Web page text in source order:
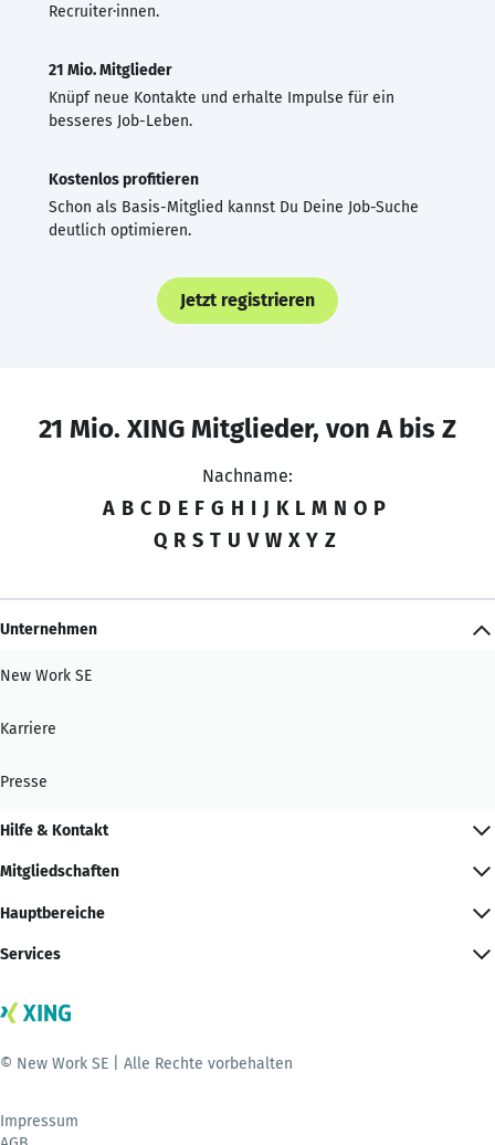
Recruiter·innen.
21 Mio. Mitglieder
Knüpf neue Kontakte und erhalte Impulse für ein
besseres Job-Leben.
Kostenlos profitieren
Schon als Basis-Mitglied kannst Du Deine Job-Suche
deutlich optimieren.
Jetzt registrieren
21 Mio. XING Mitglieder, von A bis Z
Nachname:
A B C D E F G H I J K L M N O P
Q R S T U V W X Y Z
Unternehmen
New Work SE
Karriere
Presse
Hilfe & Kontakt
Mitgliedschaften
Hauptbereiche
Services
© New Work SE | Alle Rechte vorbehalten
Impressum